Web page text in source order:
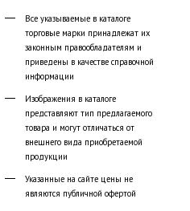
Все указываемые в каталоге
торговые марки принадлежат их
законным правообладателям и
приведены в качестве справочной
информации
Изображения в каталоге
представляют тип предлагаемого
товара и могут отличаться от
внешнего вида приобретаемой
продукции
Указанные на сайте цены не
являются публичной офертой